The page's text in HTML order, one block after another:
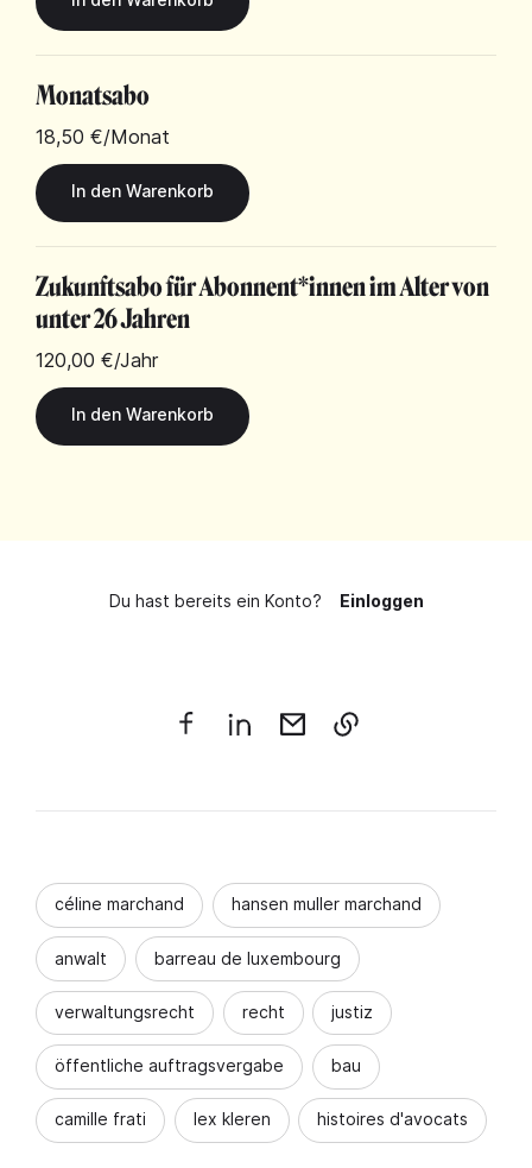
Monatsabo
18,50 €/Monat
Zukunftsabo für Abonnent*innen im Alter von
unter 26 Jahren
120,00 €/Jahr
Du hast bereits ein Konto? Einloggen
céline marchand hansen muller marchand
anwalt barreau de luxembourg
verwaltungsrecht recht justiz
öffentliche auftragsvergabe bau
camille frati lex kleren histoires d'avocats